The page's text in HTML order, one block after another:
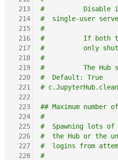
213
214
215
216
217
218
219
220
221
222
223
224
225
226
227
228
#          Disable if
#  single-user
#
#          If both this
#          only
#
#          The Hub
#  Default: True
#
## Maximum
#
#  Spawning lots of
#  the Hub or the
#  logins from
#